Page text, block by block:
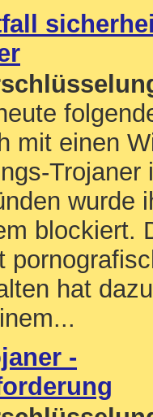
mit einen
Trojaner
wurde
blockiert.
hat
-